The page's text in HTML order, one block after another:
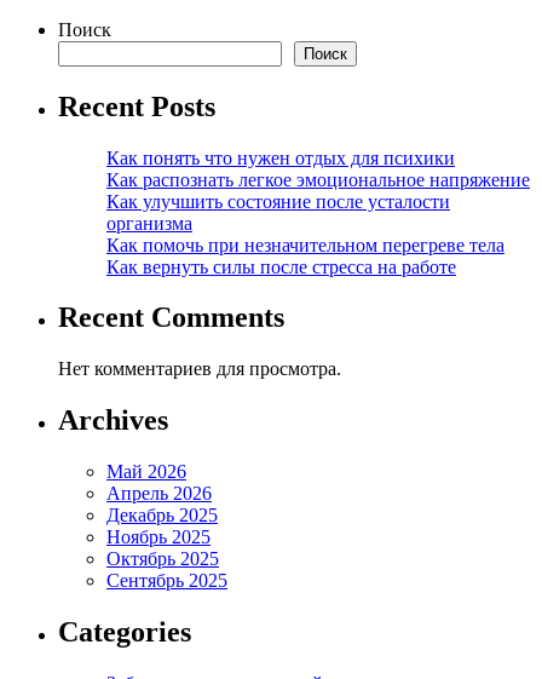
Поиск
Поиск
Recent Posts
Как понять что нужен отдых для психики
Как распознать легкое эмоциональное напряжение
Как улучшить состояние после усталости
организма
Как помочь при незначительном перегреве тела
Как вернуть силы после стресса на работе
Recent Comments
Нет комментариев для просмотра.
Archives
Май 2026
Апрель 2026
Декабрь 2025
Ноябрь 2025
Октябрь 2025
Сентябрь 2025
Categories